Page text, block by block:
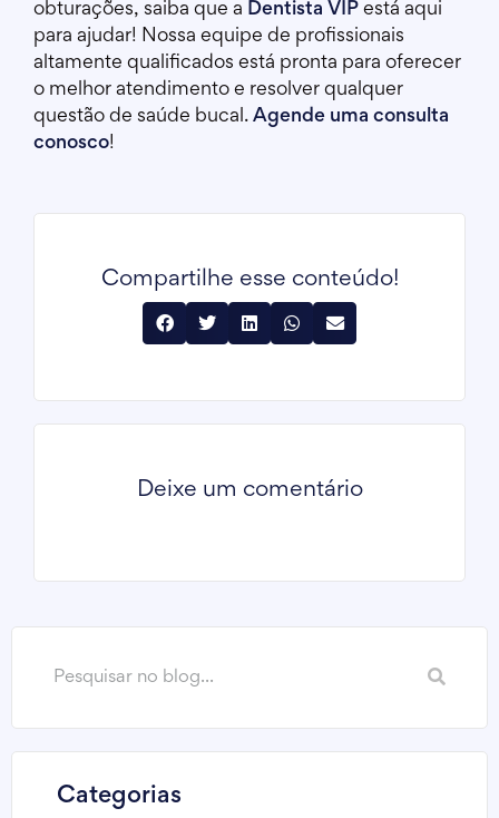
obturações, saiba que a Dentista VIP está aqui
para ajudar! Nossa equipe de profissionais
altamente qualificados está pronta para oferecer
o melhor atendimento e resolver qualquer
questão de saúde bucal. Agende uma consulta
conosco!
Compartilhe esse conteúdo!
Deixe um comentário
Categorias